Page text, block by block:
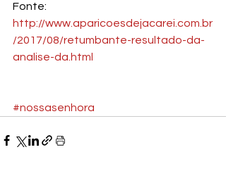
Fonte:
http://www.aparicoesdejacarei.com.br
/2017/08/retumbante-resultado-da-
analise-da.html
#nossasenhora